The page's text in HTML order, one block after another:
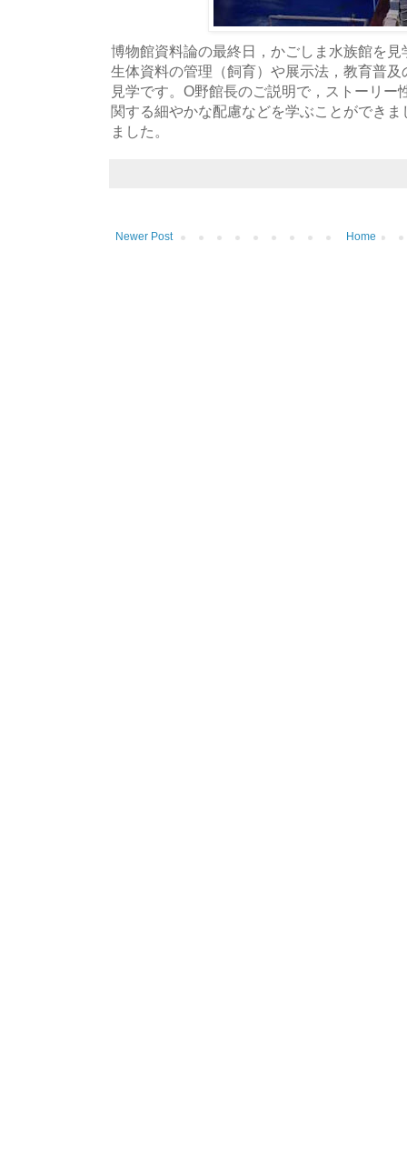
博物館資料論の最終日，かごしま水族館を見
生体資料の管理（飼育）や展示法，教育普
見学です。O野館長のご説明で，ストーリー
関する細やかな配慮などを学ぶことができ
ました。
Newer Post Home